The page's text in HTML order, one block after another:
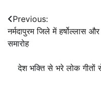
Post
navigation
Previous:
नर्मदापुरम जिले में हर्षोल्लास
समारोह
देश भक्ति से भरे लोक गीतों